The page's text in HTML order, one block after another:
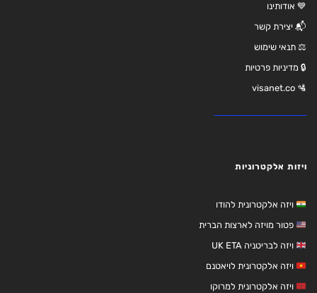
💙 אודותינו
📬 יצירת קשר
⚖️ תנאי שימוש
🔒 מדיניות פרטיות
🛂 visanet.co
ויזות אלקטרוניות
ויזה אלקטרונית להודו
פטור מויזה לארצות הברית
ויזה לבריטניה UK ETA
ויזה אלקטרונית לויאטנם
ויזה אלקטרונית למרוקו